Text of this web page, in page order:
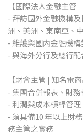
【國際法人金融主管
- 拜訪國外金融機構
洲、美洲、東南亞、
- 維護與國内金融機
- 與海外分行及總行
【財會主管 | 知名電
- 集團合併報表、財
- 利潤與成本槓桿管
- 須具備10 年以上財
務主管之實務